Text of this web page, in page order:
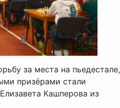
за места на пьедестале,
призёрами стали
Кашперова из